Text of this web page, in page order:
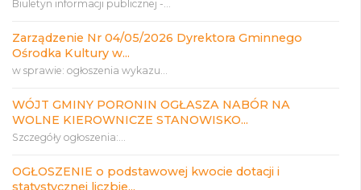
Biuletyn informacji publicznej -...
Zarządzenie Nr 04/05/2026 Dyrektora Gminnego
Ośrodka Kultury w...
w sprawie: ogłoszenia wykazu...
WÓJT GMINY PORONIN OGŁASZA NABÓR NA
WOLNE KIEROWNICZE STANOWISKO...
Szczegóły ogłoszenia:...
OGŁOSZENIE o podstawowej kwocie dotacji i
statystycznej liczbie...